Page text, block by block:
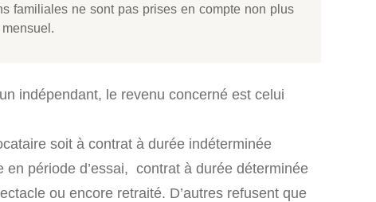
familiales ne sont pas prises en compte non plus
indépendant, le revenu concerné est celui
soit à contrat à durée indéterminée
période d’essai, contrat à durée déterminée
ou encore retraité. D’autres refusent que